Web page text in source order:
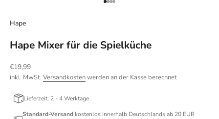
Gehe zu Element 1
Gehe zu Element 2
Gehe zu Element 3
Gehe zu Element 4
Hape
Hape Mixer für die Spielküche
Angebot
€19,99
inkl. MwSt. Versandkostenwerden an der Kasse berechnet
Lieferzeit: 2 - 4 Werktage
Standard-Versand kostenlos innerhalb Deutschlands ab 20 EUR